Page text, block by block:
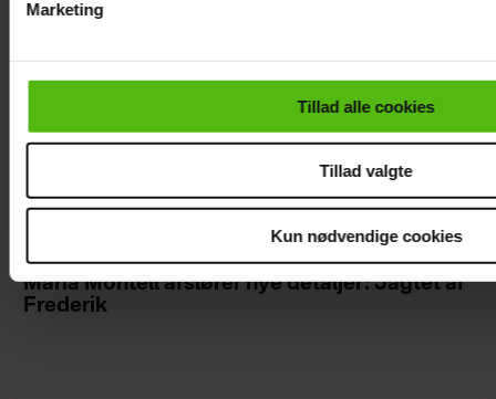
cookiepolitik.
Marketing
Tillad alle cookies
Tillad valgte
Kun nødvendige cookies
Maria Montell afslører nye detaljer: Jagtet af
Frederik